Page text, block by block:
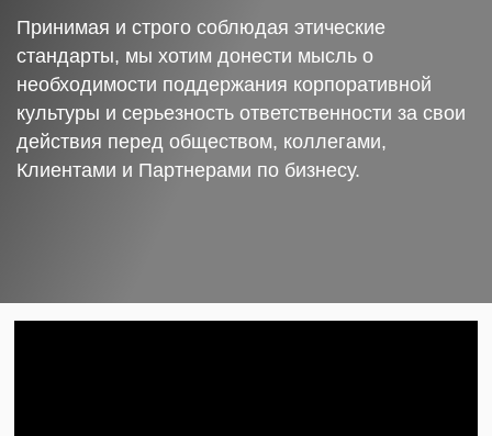
Принимая и строго соблюдая этические
стандарты, мы хотим донести мысль о
необходимости поддержания корпоративной
культуры и серьезность ответственности за свои
действия перед обществом, коллегами,
Клиентами и Партнерами по бизнесу.